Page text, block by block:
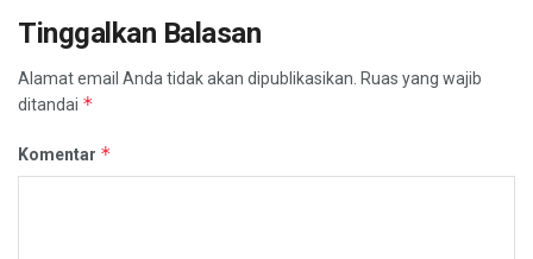
Tinggalkan Balasan
Alamat email Anda tidak akan dipublikasikan. Ruas yang wajib
ditandai *
Komentar *